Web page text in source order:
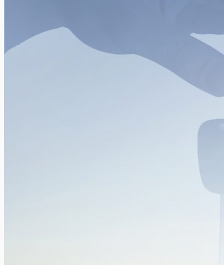
L’alimentation lors d’un voyage d’aventure
Xavier Van Caneghem
Comment bien choisir son alimentation lorsqu’on voyage dans
un pays lointain? Comment faire lorsqu’on y sort des sentiers